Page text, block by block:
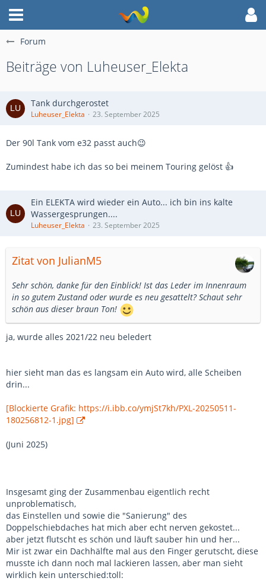
Forum
Beiträge von Luheuser_Elekta
Tank durchgerostet
Luheuser_Elekta 23. September 2025
Der 90l Tank vom e32 passt auch😉
Zumindest habe ich das so bei meinem Touring gelöst 👍
Ein ELEKTA wird wieder ein Auto... ich bin ins kalte
Wassergesprungen....
Luheuser_Elekta 23. September 2025
Zitat von JulianM5
Sehr schön, danke für den Einblick! Ist das Leder im Innenraum
in so gutem Zustand oder wurde es neu gesattelt? Schaut sehr
schön aus dieser braun Ton!
ja, wurde alles 2021/22 neu beledert
hier sieht man das es langsam ein Auto wird, alle Scheiben
drin...
[Blockierte Grafik: https://i.ibb.co/ymjSt7kh/PXL-20250511-
180256812-1.jpg]
(Juni 2025)
Insgesamt ging der Zusammenbau eigentlich recht
unproblematisch,
das Einstellen und sowie die "Sanierung" des
Doppelschiebdaches hat mich aber echt nerven gekostet...
aber jetzt flutscht es schön und läuft sauber hin und her...
Mir ist zwar ein Dachhälfte mal aus den Finger gerutscht, diese
musste ich dann noch mal lackieren lassen, aber man sieht
wirklich kein unterschied:toll: